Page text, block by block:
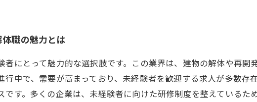
職の魅力とは
者にとって魅力的な選択肢です。この業界は、建物の解体や再開
行中で、需要が高まっており、未経験者を歓迎する求人が多数
です。多くの企業は、未経験者に向けた研修制度を整えている